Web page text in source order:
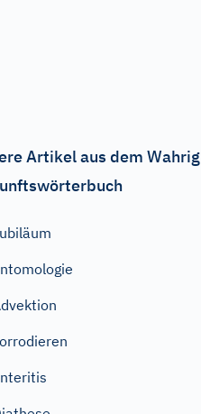
Artikel aus dem Wahrig